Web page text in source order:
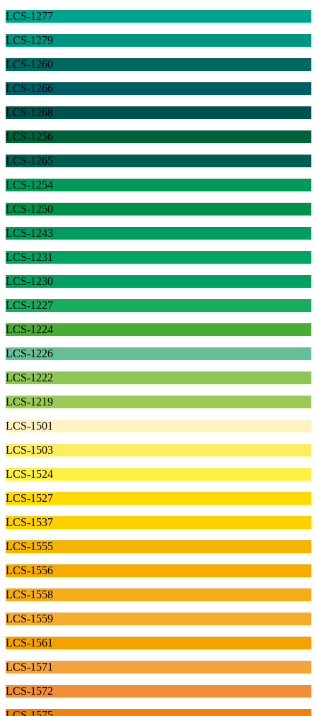
LCS-1277
LCS-1279
LCS-1260
LCS-1266
LCS-1268
LCS-1256
LCS-1265
LCS-1254
LCS-1250
LCS-1243
LCS-1231
LCS-1230
LCS-1227
LCS-1224
LCS-1226
LCS-1222
LCS-1219
LCS-1501
LCS-1503
LCS-1524
LCS-1527
LCS-1537
LCS-1555
LCS-1556
LCS-1558
LCS-1559
LCS-1561
LCS-1571
LCS-1572